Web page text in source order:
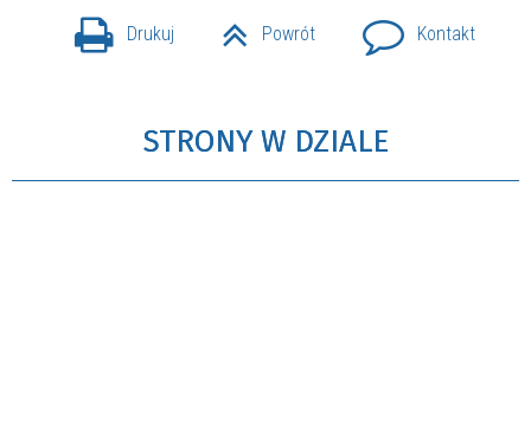
Drukuj Powrót Kontakt
STRONY W DZIALE